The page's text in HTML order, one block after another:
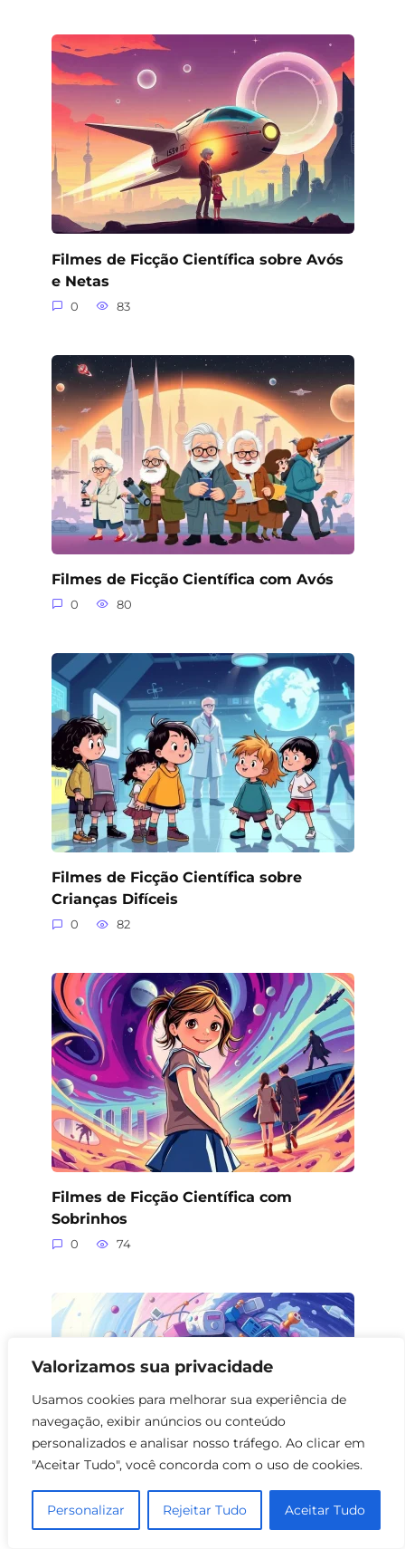
Valorizamos sua privacidade
Usamos cookies para melhorar sua experiência de
navegação, exibir anúncios ou conteúdo
personalizados e analisar nosso tráfego. Ao clicar em
"Aceitar Tudo", você concorda com o uso de cookies.
Personalizar Rejeitar Tudo Aceitar Tudo
Filmes de Ficção Científica sobre Avós
e Netas
0 83
Filmes de Ficção Científica com Avós
0 80
Filmes de Ficção Científica sobre
Crianças Difíceis
0 82
Filmes de Ficção Científica com
Sobrinhos
0 74
Filmes de Ficção Científica sobre